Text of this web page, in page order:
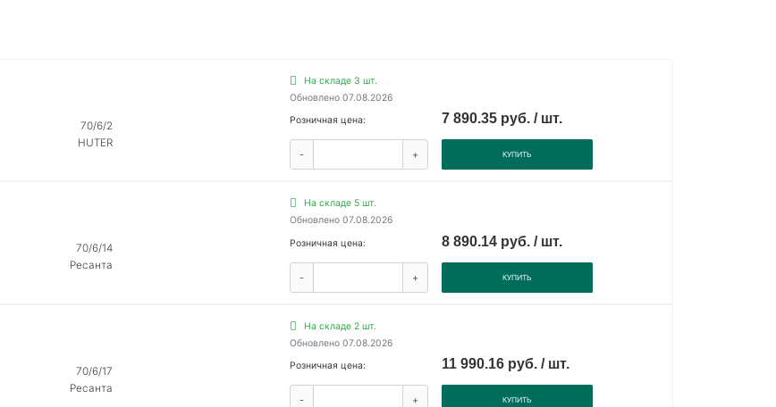
70/6/2
HUTER
На складе 3 шт.
Обновлено 07.08.2026
Розничная цена:
7 890.35 руб. / шт.
- + КУПИТЬ
70/6/14
Ресанта
На складе 5 шт.
Обновлено 07.08.2026
Розничная цена:
8 890.14 руб. / шт.
- + КУПИТЬ
70/6/17
Ресанта
На складе 2 шт.
Обновлено 07.08.2026
Розничная цена:
11 990.16 руб. / шт.
- + КУПИТЬ